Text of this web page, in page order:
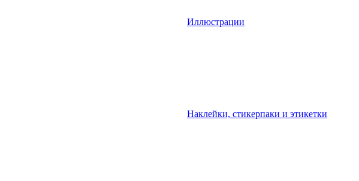
Иллюстрации
Наклейки, стикерпаки и этикетки